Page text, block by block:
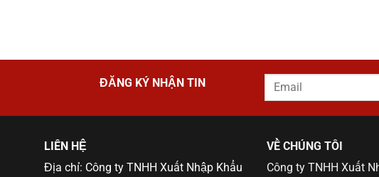
ĐĂNG KÝ NHẬN TIN
LIÊN HỆ
Địa chỉ: Công ty TNHH Xuất Nhập Khẩu
VỀ CHÚNG TÔI
Công ty TNHH Xuất